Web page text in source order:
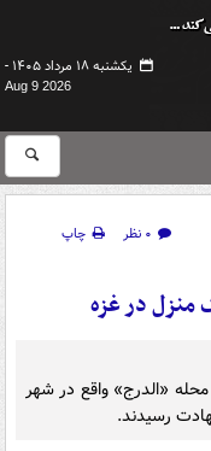
یکشنبه ۱۸ مرداد ۱۴۰۵ -
Aug 9 2026
۰ نظر
چاپ
«الدرج» واقع در شهر
رسیدند.